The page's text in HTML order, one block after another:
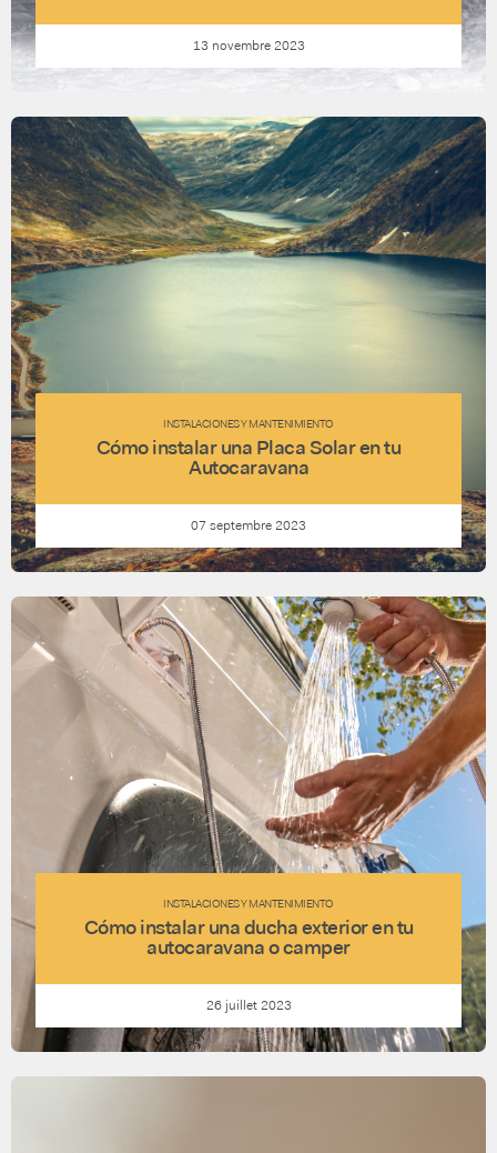
13 novembre 2023
INSTALACIONES Y MANTENIMIENTO
Cómo instalar una Placa Solar en tu
Autocaravana
07 septembre 2023
INSTALACIONES Y MANTENIMIENTO
Cómo instalar una ducha exterior en tu
autocaravana o camper
26 juillet 2023